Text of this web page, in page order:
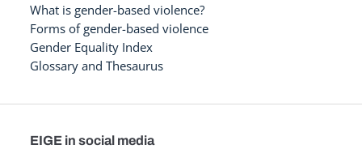
What is gender-based violence?
Forms of gender-based violence
Gender Equality Index
Glossary and Thesaurus
EIGE in social media